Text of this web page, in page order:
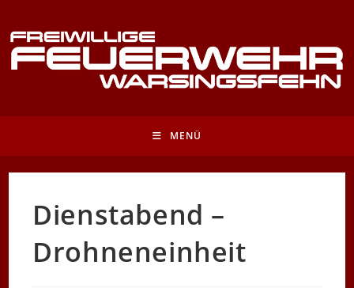
Inhalt
springen
MENÜ
Dienstabend –
Drohneneinheit